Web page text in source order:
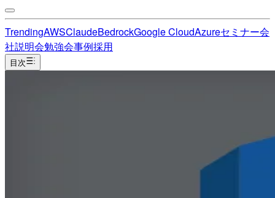
TrendingAWSClaudeBedrockGoogle CloudAzureセミナー会
社説明会勉強会事例採用
目次